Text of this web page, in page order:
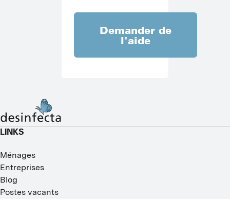
Demander de
l'aide
LINKS
Ménages
Entreprises
Blog
Postes vacants